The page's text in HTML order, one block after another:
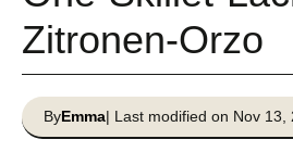
Zitronen-Orzo
ByEmma| Last modified on Nov 13,